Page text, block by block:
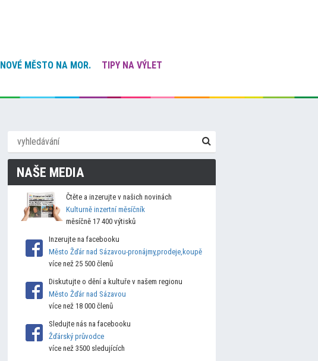
NOVÉ MĚSTO NA MOR.
TIPY NA VÝLET
NAŠE MEDIA
Čtěte a inzerujte v našich novinách
Kulturně inzertní měsíčník
měsíčně 17 400 výtisků
Inzerujte na facebooku
Město Žďár nad Sázavou-pronájmy,prodeje,koupě
více než 25 500 členů
Diskutujte o dění a kultuře v našem regionu
Město Žďár nad Sázavou
více než 18 000 členů
Sledujte nás na facebooku
Žďárský průvodce
více než 3500 sledujících